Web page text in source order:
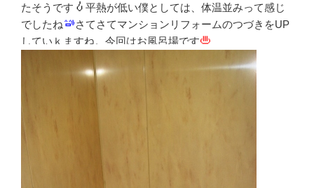
たそうです
平熱が低い僕としては、体温並みって感じ
でしたね
さてさてマンションリフォームのつづきをUP
していｋますね。今回はお風呂場です